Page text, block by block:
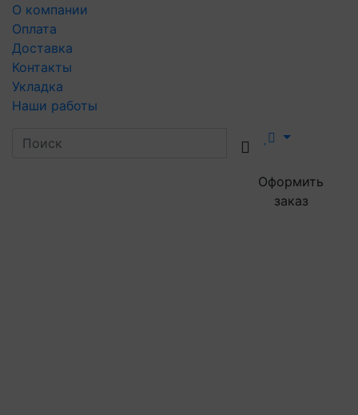
О компании
Оплата
Доставка
Контакты
Укладка
Наши работы
Оформить
заказ